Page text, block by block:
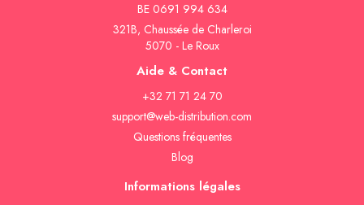
BE 0691 994 634
321B, Chaussée de Charleroi
5070 - Le Roux
Aide & Contact
+32 71 71 24 70
support@web-distribution.com
Questions fréquentes
Blog
Informations légales